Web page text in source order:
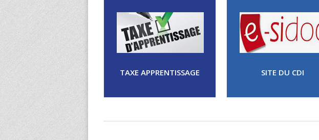
TAXE APPRENTISSAGE SITE DU CDI